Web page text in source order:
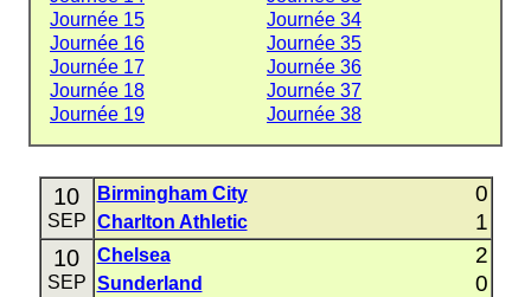
Journée 15
Journée 34
Journée 16
Journée 35
Journée 17
Journée 36
Journée 18
Journée 37
Journée 19
Journée 38
10
SEP
Birmingham City 0
Charlton Athletic 1
10
SEP
Chelsea 2
Sunderland 0